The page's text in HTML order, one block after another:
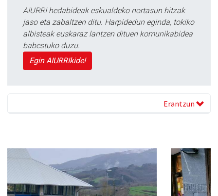
AIURRI hedabideak eskualdeko nortasun hitzak
jaso eta zabaltzen ditu. Harpidedun eginda, tokiko
albisteak euskaraz lantzen dituen komunikabidea
babestuko duzu.
Egin AIURRIkide!
Erantzun